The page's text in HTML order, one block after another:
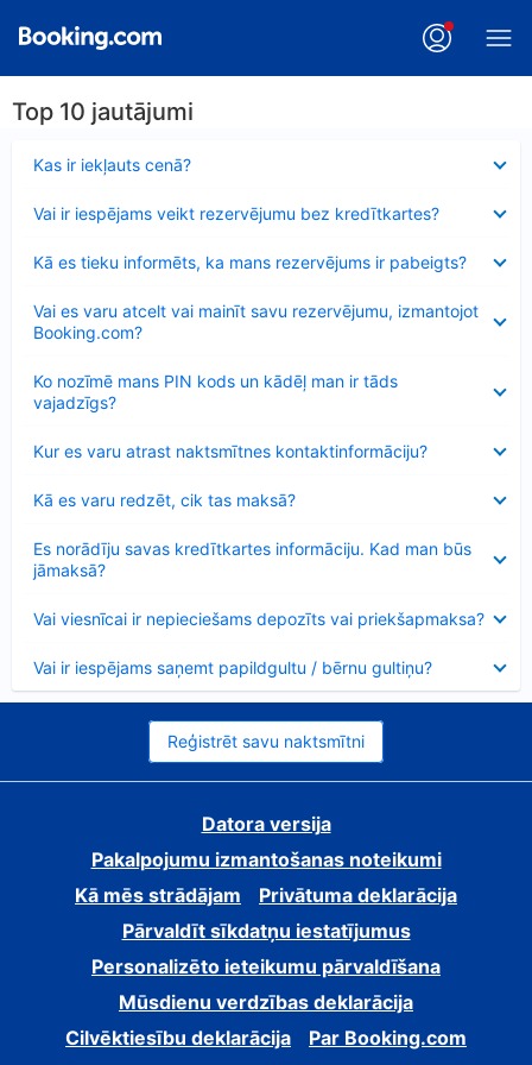
Top 10 jautājumi
Kas ir iekļauts cenā?
Vai ir iespējams veikt rezervējumu bez kredītkartes?
Kā es tieku informēts, ka mans rezervējums ir pabeigts?
Vai es varu atcelt vai mainīt savu rezervējumu, izmantojot
Booking.com?
Ko nozīmē mans PIN kods un kādēļ man ir tāds
vajadzīgs?
Kur es varu atrast naktsmītnes kontaktinformāciju?
Kā es varu redzēt, cik tas maksā?
Es norādīju savas kredītkartes informāciju. Kad man būs
jāmaksā?
Vai viesnīcai ir nepieciešams depozīts vai priekšapmaksa?
Vai ir iespējams saņemt papildgultu / bērnu gultiņu?
Reģistrēt savu naktsmītni
Datora versija
Pakalpojumu izmantošanas noteikumi
Kā mēs strādājam
Privātuma deklarācija
Pārvaldīt sīkdatņu iestatījumus
Personalizēto ieteikumu pārvaldīšana
Mūsdienu verdzības deklarācija
Cilvēktiesību deklarācija
Par Booking.com